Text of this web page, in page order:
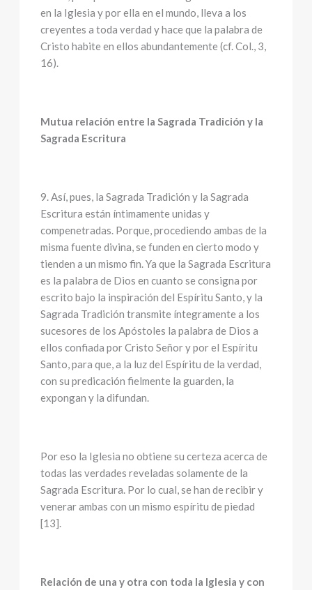
en la Iglesia y por ella en el mundo, lleva a los
creyentes a toda verdad y hace que la palabra de
Cristo habite en ellos abundantemente (cf. Col., 3,
16).
Mutua relación entre la Sagrada Tradición y la
Sagrada Escritura
9. Así, pues, la Sagrada Tradición y la Sagrada
Escritura están íntimamente unidas y
compenetradas. Porque, procediendo ambas de la
misma fuente divina, se funden en cierto modo y
tienden a un mismo fin. Ya que la Sagrada Escritura
es la palabra de Dios en cuanto se consigna por
escrito bajo la inspiración del Espíritu Santo, y la
Sagrada Tradición transmite íntegramente a los
sucesores de los Apóstoles la palabra de Dios a
ellos confiada por Cristo Señor y por el Espíritu
Santo, para que, a la luz del Espíritu de la verdad,
con su predicación fielmente la guarden, la
expongan y la difundan.
Por eso la Iglesia no obtiene su certeza acerca de
todas las verdades reveladas solamente de la
Sagrada Escritura. Por lo cual, se han de recibir y
venerar ambas con un mismo espíritu de piedad
[13].
Relación de una y otra con toda la Iglesia y con